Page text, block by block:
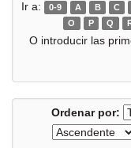
Ir a: 0-9 A B C
O
P Q
O introducir las
Ordenar por: